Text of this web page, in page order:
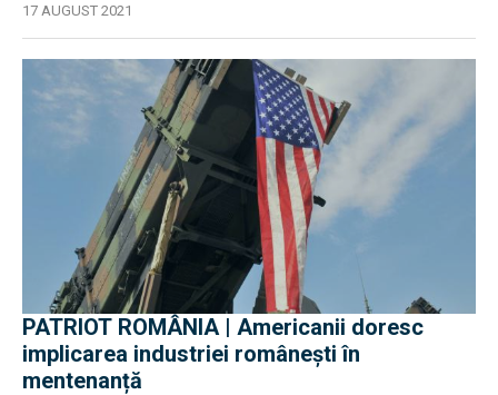
17 AUGUST 2021
PATRIOT ROMÂNIA | Americanii doresc
implicarea industriei românești în
mentenanță